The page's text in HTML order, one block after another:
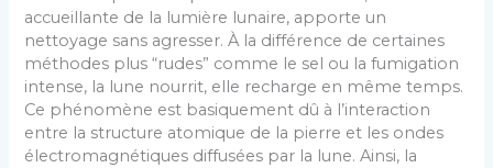
accueillante de la lumière lunaire, apporte un
nettoyage sans agresser. À la différence de certaines
méthodes plus “rudes” comme le sel ou la fumigation
intense, la lune nourrit, elle recharge en même temps.
Ce phénomène est basiquement dû à l’interaction
entre la structure atomique de la pierre et les ondes
électromagnétiques diffusées par la lune. Ainsi, la